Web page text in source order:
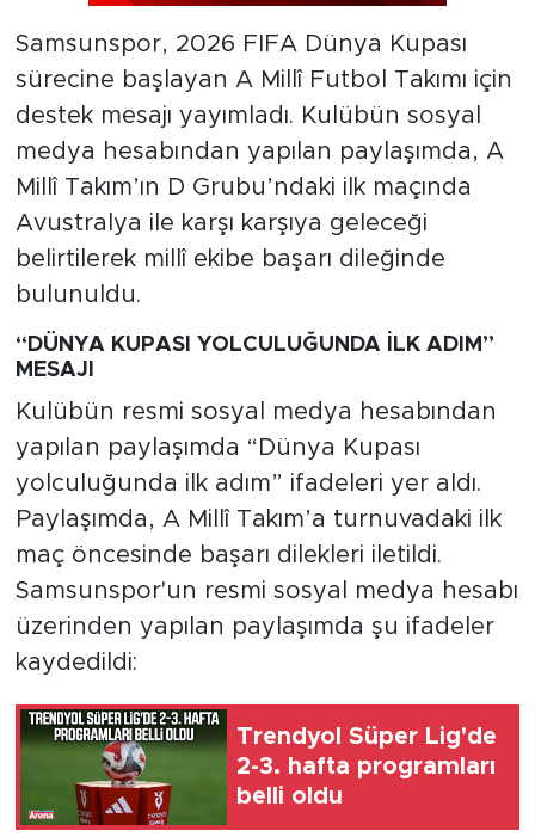
Samsunspor, 2026 FIFA Dünya Kupası
sürecine başlayan A Millî Futbol Takımı için
destek mesajı yayımladı. Kulübün sosyal
medya hesabından yapılan paylaşımda, A
Millî Takım’ın D Grubu’ndaki ilk maçında
Avustralya ile karşı karşıya geleceği
belirtilerek millî ekibe başarı dileğinde
bulunuldu.
“DÜNYA KUPASI YOLCULUĞUNDA İLK ADIM”
MESAJI
Kulübün resmi sosyal medya hesabından
yapılan paylaşımda “Dünya Kupası
yolculuğunda ilk adım” ifadeleri yer aldı.
Paylaşımda, A Millî Takım’a turnuvadaki ilk
maç öncesinde başarı dilekleri iletildi.
Samsunspor'un resmi sosyal medya hesabı
üzerinden yapılan paylaşımda şu ifadeler
kaydedildi:
Trendyol Süper Lig'de
2-3. hafta programları
belli oldu